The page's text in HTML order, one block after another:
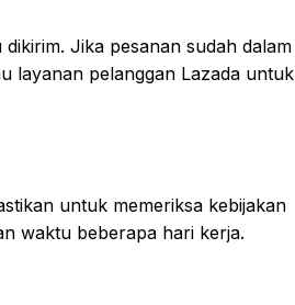
Jika pesanan sudah dalam
layanan pelanggan Lazada untuk
untuk memeriksa kebijakan
waktu beberapa hari kerja.